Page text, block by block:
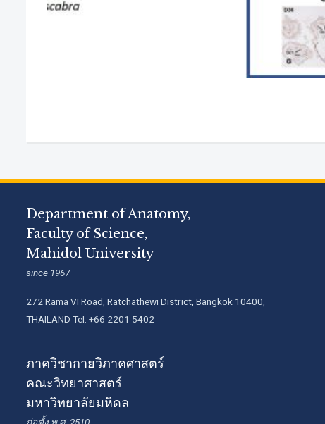
Department of Anatomy,
Faculty of Science,
Mahidol University
since 1967
272 Rama VI Road, Ratchathewi District, Bangkok 10400,
THAILAND Tel: +66 2201 5402
ภาควิชากายวิภาคศาสตร์
คณะวิทยาศาสตร์
มหาวิทยาลัยมหิดล